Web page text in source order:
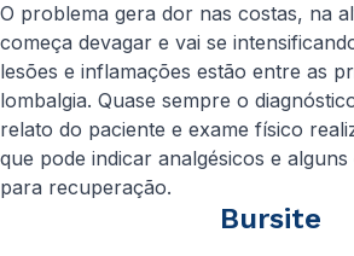
O problema gera dor nas costas, na
começa devagar e vai se
lesões e inflamações estão entre as
lombalgia. Quase sempre o
relato do paciente e exame físico
que pode indicar analgésicos e
para recuperação.
Bursite